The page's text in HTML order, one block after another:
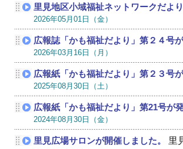
里見地区小域福祉ネットワークだよ
2026年05月01日（金）
広報誌「かも福祉だより」第２４号
2026年03月16日（月）
広報紙「かも福祉だより」第２３号
2025年08月30日（土）
広報紙「かも福祉だより」第21号が
2024年08月30日（金）
里見広場サロンが開催しました。 里